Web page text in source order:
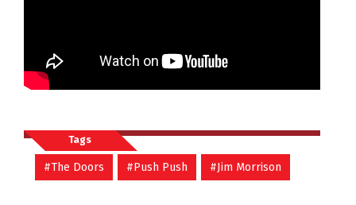
Tags
#The Doors #Push Push #Jim Morrison